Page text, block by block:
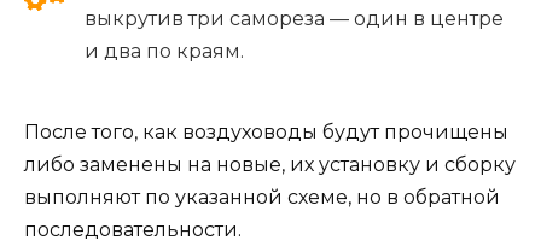
выкрутив три самореза — один в центре
и два по краям.
После того, как воздуховоды будут прочищены
либо заменены на новые, их установку и сборку
выполняют по указанной схеме, но в обратной
последовательности.